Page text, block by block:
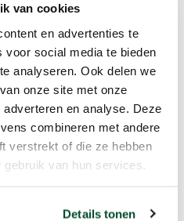
van cookies
en advertenties te
voor social media te bieden
analyseren. Ook delen we
onze site met onze
en analyse. Deze
combineren met andere
verstrekt of die ze hebben
van hun services.
Details tonen